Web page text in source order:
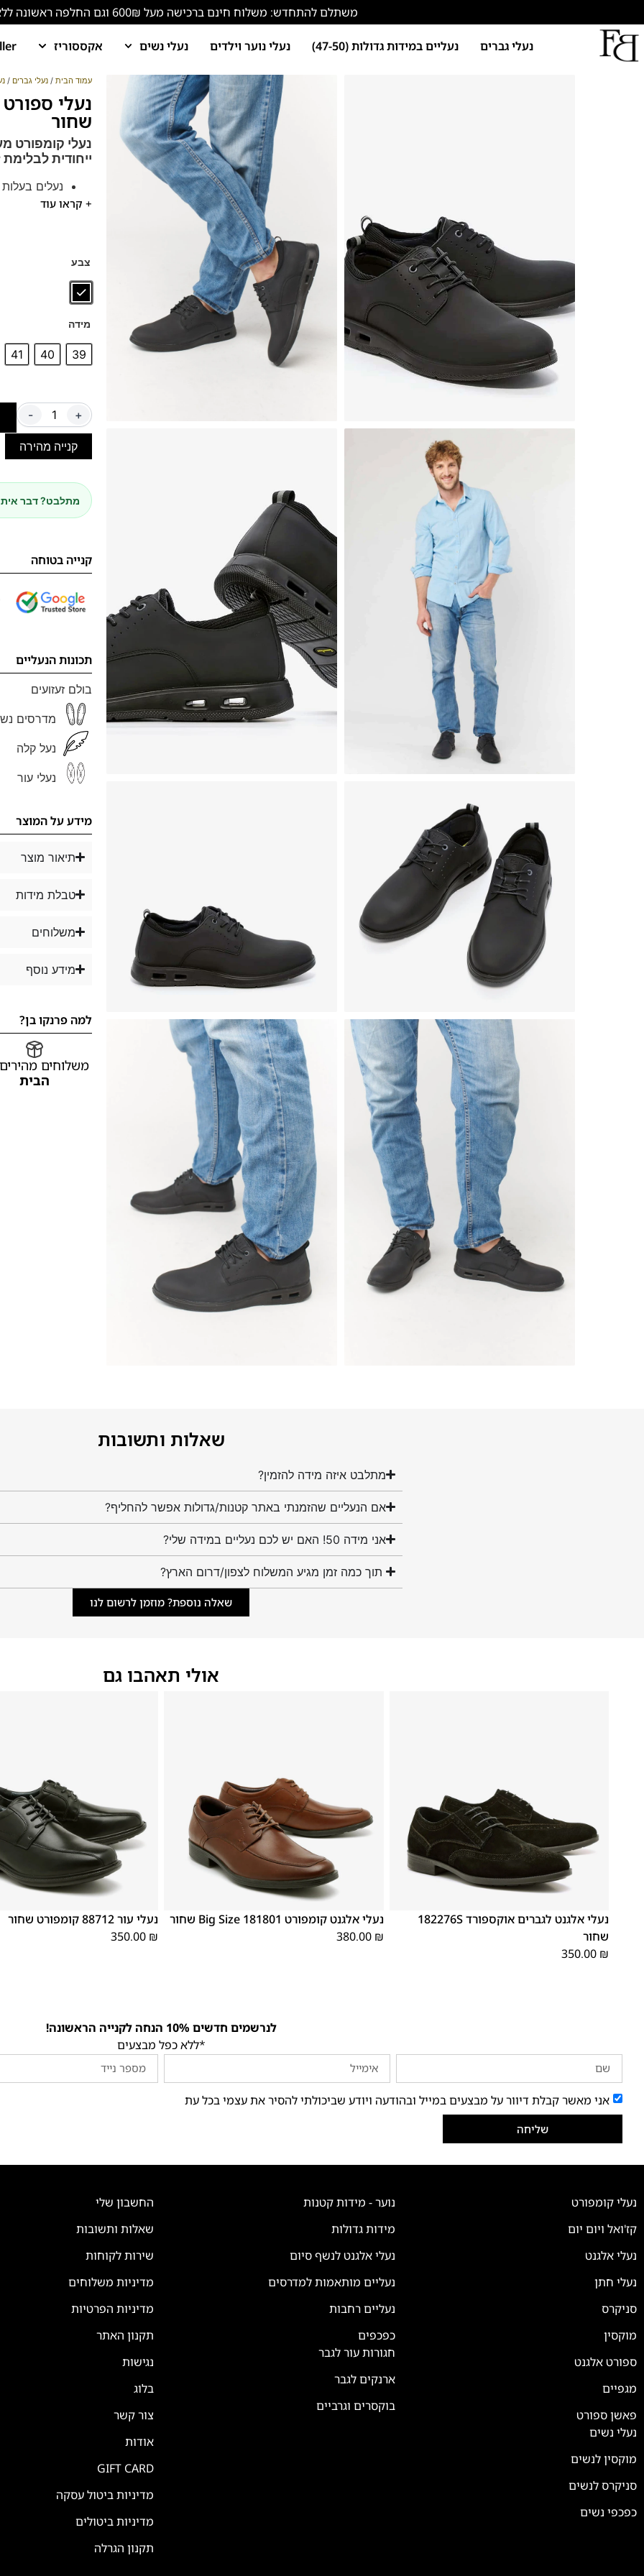
משתלם להתחדש: משלוח חינם ברכישה מעל 600₪ וגם החלפה ראשונה ללא עלות!
נעלי גברים נעליים במידות גדולות (47-50) נעלי נוער וילדים נעלי נשים אקססוריז
עמוד הבית / נעלי גברים /
שחור
נעלי קומפורט
ייחודית לבלימת
נעלים
בולם זעזועים+ קראו עוד
צבע
מידה
39
40
41
- +
קנייה מהירה
מתלבט? דבר
קנייה בטוחה
תכונות הנעליים
בולם זעזועים
מדרסים
נעל קלה
נעלי עור
מידע על המוצר
תיאור מוצר
טבלת מידות
משלוחים
מידע נוסף
למה פרנקו בן?
משלוחים
הבית
שאלות ותשובות
מתלבט איזה מידה להזמין?
אם הנעליים שהזמנתי באתר קטנות/גדולות אפשר להחליף?
אני מידה 50! האם יש לכם נעליים במידה שלי?
תוך כמה זמן מגיע המשלוח לצפון/דרום הארץ?
שאלה נוספת? מוזמן לרשום לנו
אולי תאהבו גם
נעלי אלגנט לגברים אוקספורד 182276S
שחור
350.00 ₪
נעלי אלגנט קומפורט 181801 Big Size שחור
380.00 ₪
נעלי עור 88712 קומפורט שחור
350.00 ₪
לנרשמים חדשים 10% הנחה לקנייה הראשונה!
*ללא כפל מבצעים
אני מאשר קבלת דיוור על מבצעים במייל ובהודעה ויודע שביכולתי להסיר את עצמי בכל עת
שליחה
נעלי קומפורט
קז'ואל ויום יום
נעלי אלגנט
נעלי חתן
סניקרס
מוקסין
ספורט אלגנט
מגפיים
פאשן ספורט
נעלי נשים
מוקסין לנשים
סניקרס לנשים
כפכפי נשים
נוער - מידות קטנות
מידות גדולות
נעלי אלגנט לנשף סיום
נעליים מותאמות למדרסים
נעליים רחבות
כפכפים
חגורות עור לגבר
ארנקים לגבר
בוקסרים וגרביים
החשבון שלי
שאלות ותשובות
שירות לקוחות
מדיניות משלוחים
מדיניות הפרטיות
תקנון האתר
נגישות
בלוג
צור קשר
אודות
GIFT CARD
מדיניות ביטול עסקה
מדיניות ביטולים
תקנון הגרלה
💬